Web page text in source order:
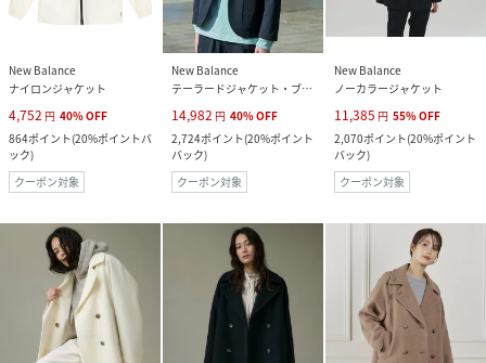
New Balance
ナイロンジャケット
4,752 円 40%OFF
864ポイント(20%ポイントバ
ック)
クーポン対象
New Balance
テーラードジャケット・ブレザー
14,982 円 40%OFF
2,724ポイント(20%ポイント
バック)
クーポン対象
New Balance
ノーカラージャケット
11,385 円 55%OFF
2,070ポイント(20%ポイント
バック)
クーポン対象